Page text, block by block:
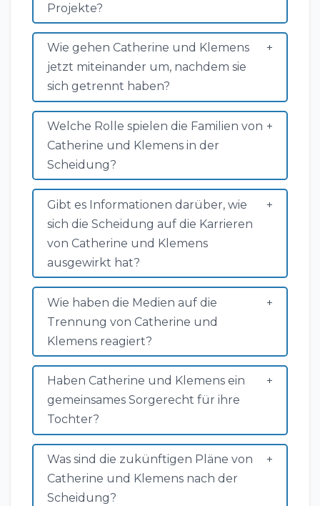
Projekte?
Wie gehen Catherine und Klemens
jetzt miteinander um, nachdem sie
sich getrennt haben?
Welche Rolle spielen die Familien von
Catherine und Klemens in der
Scheidung?
Gibt es Informationen darüber, wie
sich die Scheidung auf die Karrieren
von Catherine und Klemens
ausgewirkt hat?
Wie haben die Medien auf die
Trennung von Catherine und
Klemens reagiert?
Haben Catherine und Klemens ein
gemeinsames Sorgerecht für ihre
Tochter?
Was sind die zukünftigen Pläne von
Catherine und Klemens nach der
Scheidung?